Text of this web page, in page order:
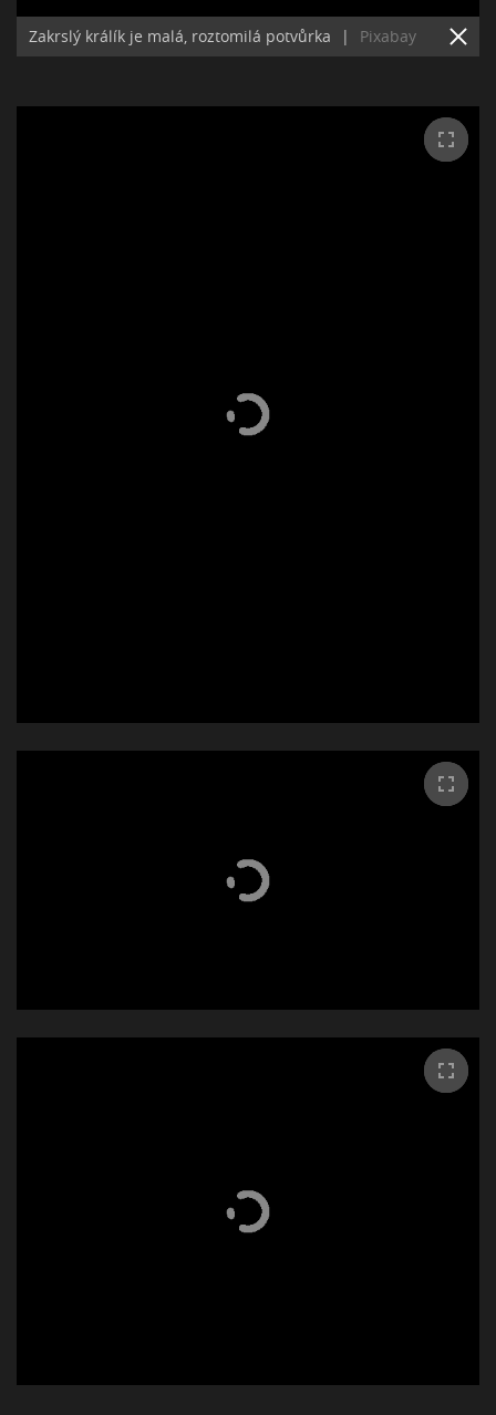
Zakrslý králík je malá, roztomilá potvůrka | Pixabay